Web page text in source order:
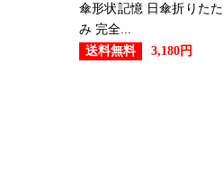
傘形状記憶 日傘折りたた
み 完全...
送料無料
3,180円